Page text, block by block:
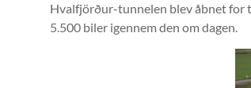
Hvalfjörður-tunnelen blev åbnet for
5.500 biler igennem den om dagen.